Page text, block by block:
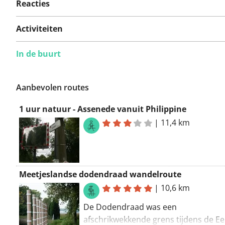
Reacties
Activiteiten
In de buurt
Aanbevolen routes
1 uur natuur - Assenede vanuit Philippine
| 11,4 km
Meetjeslandse dodendraad wandelroute
| 10,6 km
De Dodendraad was een
afschrikwekkende grens tijdens de